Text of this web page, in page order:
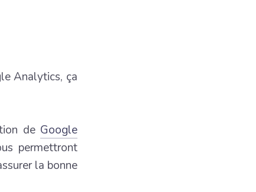
Analytics, ça
de Google
permettront
la bonne